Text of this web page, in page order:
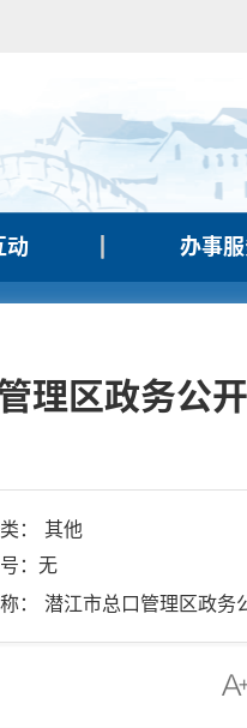
动 办事
理区政务公
： 其他
无
潜江市总口管理区政务